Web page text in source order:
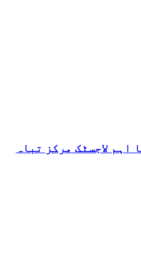
اہم لاجسٹک مرکز تباہ